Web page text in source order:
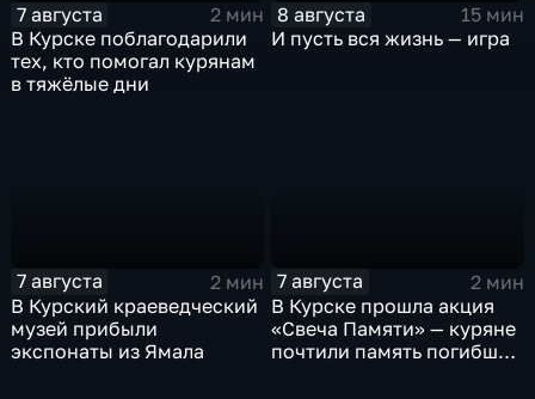
7 августа
2 мин
В Курске поблагодарили
тех, кто помогал курянам
в тяжёлые дни
8 августа
15 мин
И пусть вся жизнь — игра
7 августа
2 мин
В Курский краеведческий
музей прибыли
экспонаты из Ямала
7 августа
2 мин
В Курске прошла акция
«Свеча Памяти» — куряне
почтили память погибших